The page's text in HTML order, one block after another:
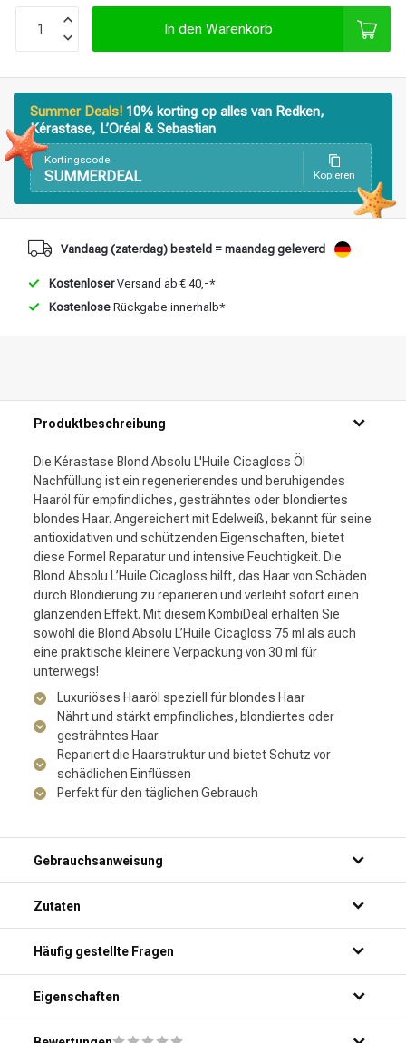
Stylingprodukte
In den Warenkorb
Summer Deals! 10% korting op alles van Redken,
Kérastase, L’Oréal & Sebastian
Kortingscode
SUMMERDEAL Kopieren
Vandaag (zaterdag) besteld = maandag geleverd
KostenloserVersand ab € 40,-*
Kostenlose Rückgabe innerhalb*
Produktbeschreibung
Die Kérastase Blond Absolu L'Huile Cicagloss Öl
Nachfüllung ist ein regenerierendes und beruhigendes
Haaröl für empfindliches, gesträhntes oder blondiertes
blondes Haar. Angereichert mit Edelweiß, bekannt für seine
antioxidativen und schützenden Eigenschaften, bietet
diese Formel Reparatur und intensive Feuchtigkeit. Die
Blond Absolu L’Huile Cicagloss hilft, das Haar von Schäden
durch Blondierung zu reparieren und verleiht sofort einen
glänzenden Effekt. Mit diesem KombiDeal erhalten Sie
sowohl die Blond Absolu L’Huile Cicagloss 75 ml als auch
eine praktische kleinere Verpackung von 30 ml für
unterwegs!
Luxuriöses Haaröl speziell für blondes Haar
Nährt und stärkt empfindliches, blondiertes oder
gesträhntes Haar
Repariert die Haarstruktur und bietet Schutz vor
schädlichen Einflüssen
Perfekt für den täglichen Gebrauch
Gebrauchsanweisung
Zutaten
Häufig gestellte Fragen
Für welche Haartypen ist die Kérastase Blond Absolu L'Huile
Cicaextreme geeignet?
Wie oft sollte ich die Kérastase Blond Absolu L'Huile
Eigenschaften